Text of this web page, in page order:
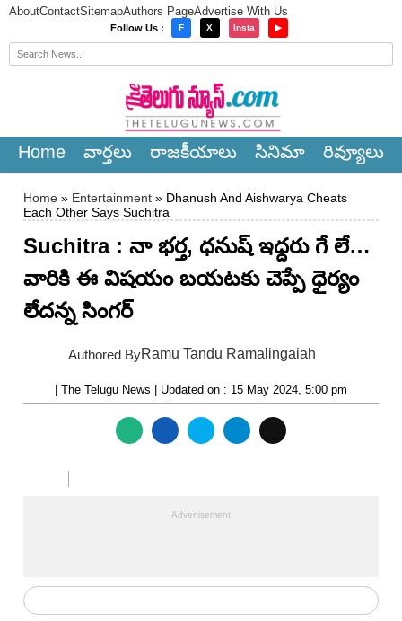
AboutContactSitemapAuthors PageAdvertise With Us
Follow Us : F X Insta ▶
Home వార్త‌లు రాజ‌కీయాలు సినిమా రివ్యూలు
Home » Entertainment » Dhanush And Aishwarya Cheats
Each Other Says Suchitra
Suchitra : నా భ‌ర్త‌, ధ‌నుష్ ఇద్ద‌రు గే లే…
వారికి ఈ విష‌యం బ‌య‌ట‌కు చెప్పే ధైర్యం
లేద‌న్న సింగర్
Authored ByRamu Tandu Ramalingaiah
| The Telugu News | Updated on : 15 May 2024, 5:00 pm